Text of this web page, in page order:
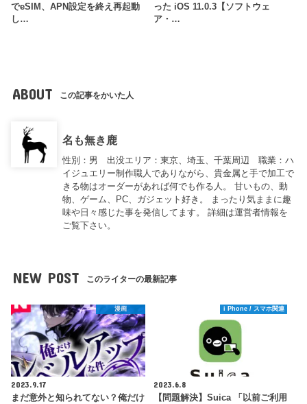
でeSIM、APN設定を終え再起動
し…
った iOS 11.0.3【ソフトウェ
ア・…
ABOUT この記事をかいた人
名も無き鹿
性別：男 出没エリア：東京、埼玉、千葉周辺 職業：ハ
イジュエリー制作職人でありながら、貴金属と手で加工で
きる物はオーダーがあれば何でも作る人。 甘いもの、動
物、ゲーム、PC、ガジェット好き。 まったり気ままに趣
味や日々感じた事を発信してます。 詳細は運営者情報を
ご覧下さい。
NEW POST このライターの最新記事
漫画
2023.9.17
まだ意外と知られてない？俺だけ
i Phone / スマホ関連
2023.6.8
【問題解決】Suica 「以前ご利用